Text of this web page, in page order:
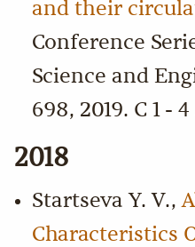
and their
Conference
Science and
698, 2019. С 1 - 4
2018
Startseva Y. V.,
Characteristics